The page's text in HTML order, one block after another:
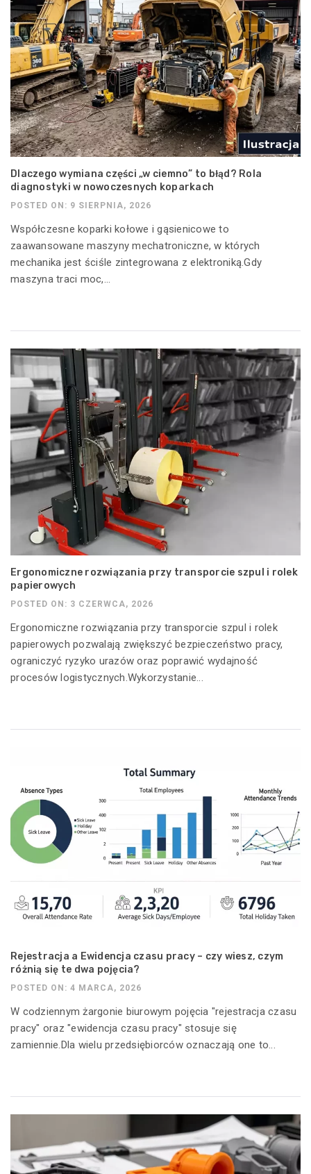
Dlaczego wymiana części „w ciemno” to błąd? Rola
diagnostyki w nowoczesnych koparkach
POSTED ON: 9 SIERPNIA, 2026
Współczesne koparki kołowe i gąsienicowe to
zaawansowane maszyny mechatroniczne, w których
mechanika jest ściśle zintegrowana z elektroniką.Gdy
maszyna traci moc,...
Ergonomiczne rozwiązania przy transporcie szpul i rolek
papierowych
POSTED ON: 3 CZERWCA, 2026
Ergonomiczne rozwiązania przy transporcie szpul i rolek
papierowych pozwalają zwiększyć bezpieczeństwo pracy,
ograniczyć ryzyko urazów oraz poprawić wydajność
procesów logistycznych.Wykorzystanie...
Rejestracja a Ewidencja czasu pracy – czy wiesz, czym
różnią się te dwa pojęcia?
POSTED ON: 4 MARCA, 2026
W codziennym żargonie biurowym pojęcia "rejestracja czasu
pracy" oraz "ewidencja czasu pracy" stosuje się
zamiennie.Dla wielu przedsiębiorców oznaczają one to...